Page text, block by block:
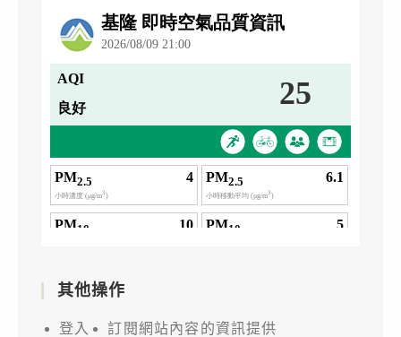
其他操作
登入
訂閱網站內容的資訊提供